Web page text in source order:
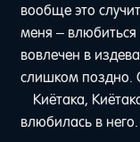
вообще это
меня – влюбиться
вовлечен в
слишком поздно.
Киётака,
влюбилась в него.